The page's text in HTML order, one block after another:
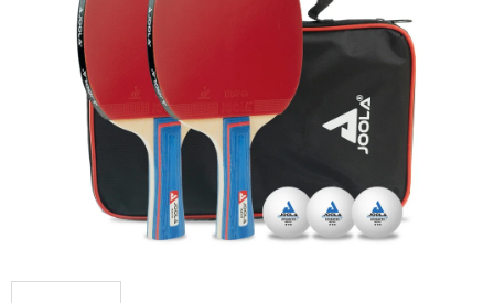
hviezdičiek.